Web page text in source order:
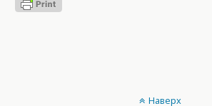
Наверх